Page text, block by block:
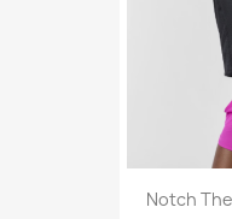
Notch